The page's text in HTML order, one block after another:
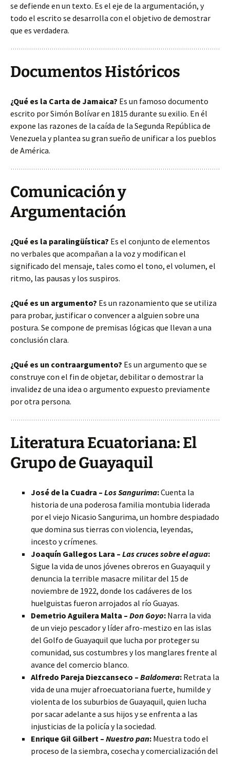
se defiende en un texto. Es el eje de la argumentación, y
todo el escrito se desarrolla con el objetivo de demostrar
que es verdadera.
Documentos Históricos
¿Qué es la Carta de Jamaica? Es un famoso documento
escrito por Simón Bolívar en 1815 durante su exilio. En él
expone las razones de la caída de la Segunda República de
Venezuela y plantea su gran sueño de unificar a los pueblos
de América.
Comunicación y
Argumentación
¿Qué es la paralingüística? Es el conjunto de elementos
no verbales que acompañan a la voz y modifican el
significado del mensaje, tales como el tono, el volumen, el
ritmo, las pausas y los suspiros.
¿Qué es un argumento? Es un razonamiento que se utiliza
para probar, justificar o convencer a alguien sobre una
postura. Se compone de premisas lógicas que llevan a una
conclusión clara.
¿Qué es un contraargumento? Es un argumento que se
construye con el fin de objetar, debilitar o demostrar la
invalidez de una idea o argumento expuesto previamente
por otra persona.
Literatura Ecuatoriana: El
Grupo de Guayaquil
José de la Cuadra – Los Sangurima:Cuenta la
historia de una poderosa familia montubia liderada
por el viejo Nicasio Sangurima, un hombre despiadado
que domina sus tierras con violencia, leyendas,
incesto y crímenes.
Joaquín Gallegos Lara – Las cruces sobre el agua:
Sigue la vida de unos jóvenes obreros en Guayaquil y
denuncia la terrible masacre militar del 15 de
noviembre de 1922, donde los cadáveres de los
huelguistas fueron arrojados al río Guayas.
Demetrio Aguilera Malta – Don Goyo: Narra la vida
de un viejo pescador y líder afro-mestizo en las islas
del Golfo de Guayaquil que lucha por proteger su
comunidad, sus costumbres y los manglares frente al
avance del comercio blanco.
Alfredo Pareja Diezcanseco – Baldomera: Retrata la
vida de una mujer afroecuatoriana fuerte, humilde y
violenta de los suburbios de Guayaquil, quien lucha
por sacar adelante a sus hijos y se enfrenta a las
injusticias de la policía y la sociedad.
Enrique Gil Gilbert – Nuestro pan: Muestra todo el
proceso de la siembra, cosecha y comercialización del